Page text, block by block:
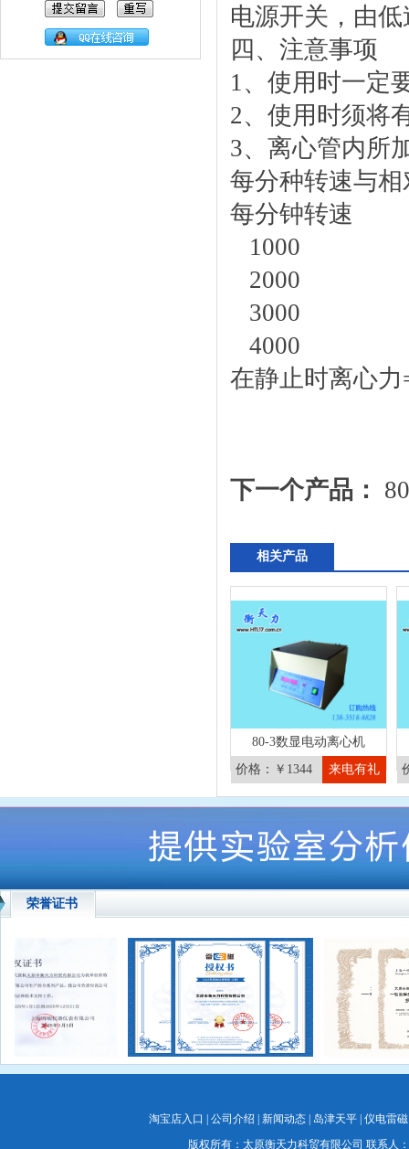
电源开关，由
四、注意事项
1、使用时一定
2、使用时须将
3、离心管内所
每分种转速与
每分钟转速
1000
2000
3000
4000
在静止时离心力
下一个产品：
相关产品
80-3数显电动离心机
来电有礼
价格：￥1344
荣誉证书
淘宝店入口 公司介绍 新闻动态| 岛津天平| 仪电雷磁
版权所有：太原衡天力科贸有限公司 联系人：